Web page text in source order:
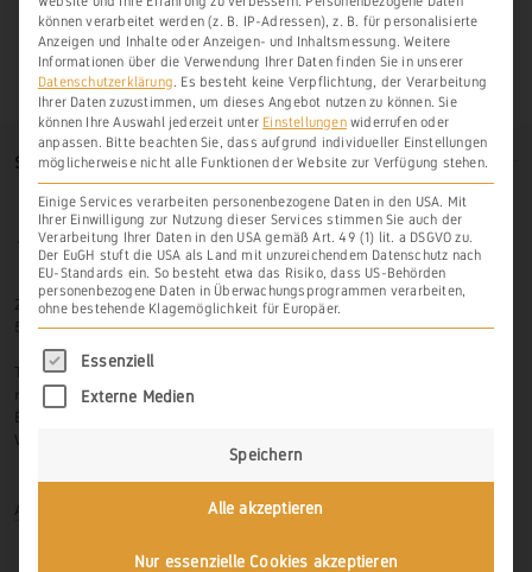
SO FINDEN SIE UNS
Zur Hasenlay 10
56379 Scheidt
Tel.: 06439-326 523
mobil: 0171-3445599
Email: info@weinbau-an-der-lahn.de
Web:
Anmelden
können verarbeitet werden (z. B. IP-Adressen), z. B. für personalisierte
Anzeigen und Inhalte oder Anzeigen- und Inhaltsmessung. Weitere
Informationen über die Verwendung Ihrer Daten finden Sie in unserer
Datenschutzerklärung. Es besteht keine Verpflichtung, der Verarbeitung
Ihrer Daten zuzustimmen, um dieses Angebot nutzen zu können. Sie
können Ihre Auswahl jederzeit unter Einstellungenwiderrufen oder
anpassen. Bitte beachten Sie, dass aufgrund individueller Einstellungen
möglicherweise nicht alle Funktionen der Website zur Verfügung stehen.
Einige Services verarbeiten personenbezogene Daten in den USA. Mit
Ihrer Einwilligung zur Nutzung dieser Services stimmen Sie auch der
Verarbeitung Ihrer Daten in den USA gemäß Art. 49 (1) lit. a DSGVO zu.
Der EuGH stuft die USA als Land mit unzureichendem Datenschutz nach
EU-Standards ein. So besteht etwa das Risiko, dass US-Behörden
personenbezogene Daten in Überwachungsprogrammen verarbeiten,
ohne bestehende Klagemöglichkeit für Europäer.
Es folgt eine Liste der Service-Gruppen, für
Essenziell
Externe Medien
Speichern
Alle akzeptieren
Nur essenzielle Cookies akzeptieren